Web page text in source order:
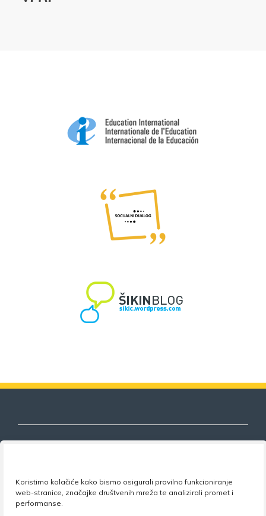
Koristimo kolačiće kako bismo osigurali pravilno funkcioniranje
web-stranice, značajke društvenih mreža te analizirali promet i
performanse.
Nezavisni sindikat znanosti i visokog
obrazovanja